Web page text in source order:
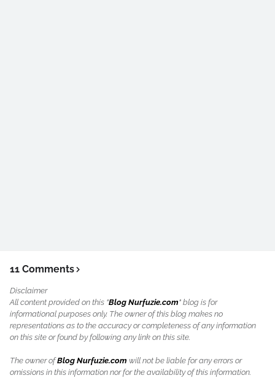
11 Comments
Disclaimer
All content provided on this "Blog Nurfuzie.com" blog is for
informational purposes only. The owner of this blog makes no
representations as to the accuracy or completeness of any information
on this site or found by following any link on this site.
The owner ofBlog Nurfuzie.com will not be liable for any errors or
omissions in this information nor for the availability of this information.